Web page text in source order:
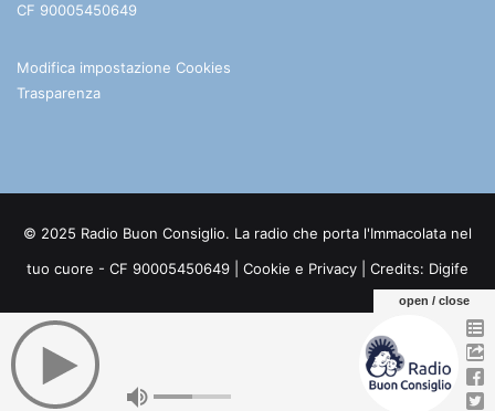
CF 90005450649
Modifica impostazione Cookies
Trasparenza
© 2025 Radio Buon Consiglio. La radio che porta l'Immacolata nel
tuo cuore - CF 90005450649 | Cookie e Privacy | Credits: Digife
open / close